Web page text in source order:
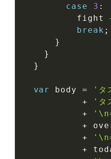
case
3 :
          fight
break ;
}
}
}
var body =
'タ
+
'タ
+
+
+
+